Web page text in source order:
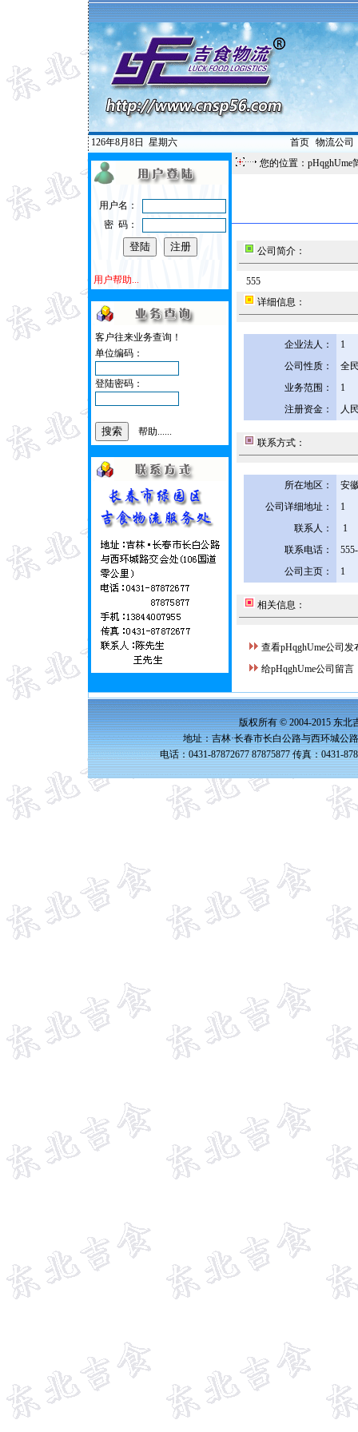
126年8月8日 星期六 首页| 物流公司
用户名：
密 码：
用户帮助...
客户往来业务查询！
单位编码：
登陆密码：
帮助......
您的位置：pHqghUme
公司简介：
555
详细信息：
企业法人：
1
公司性质：
全
业务范围：
1
注册资金：
人
联系方式：
所在地区：
安
公司详细地址：
1
联系人：
1
联系电话：
公司主页：
1
相关信息：
查看pHqghUme公司发
给pHqghUme公司留言
版权所有 © 2004-2015 东北
地址：吉林·长春市长白公路与西环城公
电话：0431-87872677 87875877 传真：0431-